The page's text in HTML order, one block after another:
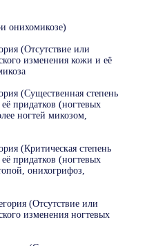
онихомикозе)
(Отсутствие или
изменения кожи и её
(Существенная степень
придатков (ногтевых
ногтей микозом,
(Критическая степень
придатков (ногтевых
онихогрифоз,
(Отсутствие или
изменения ногтевых